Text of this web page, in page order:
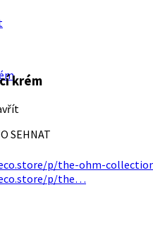
krém
SEHNAT
p/the-ohm-
p/the…